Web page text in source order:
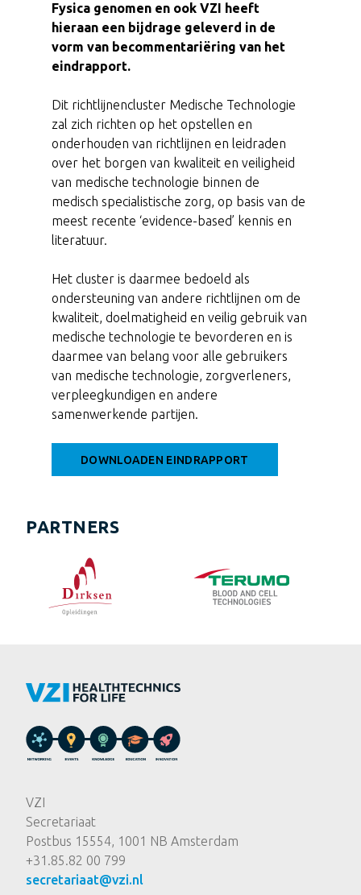
Fysica genomen en ook VZI heeft
hieraan een bijdrage geleverd in de
vorm van becommentariëring van het
eindrapport.
Dit richtlijnencluster Medische Technologie
zal zich richten op het opstellen en
onderhouden van richtlijnen en leidraden
over het borgen van kwaliteit en veiligheid
van medische technologie binnen de
medisch specialistische zorg, op basis van de
meest recente ‘evidence-based’ kennis en
literatuur.
Het cluster is daarmee bedoeld als
ondersteuning van andere richtlijnen om de
kwaliteit, doelmatigheid en veilig gebruik van
medische technologie te bevorderen en is
daarmee van belang voor alle gebruikers
van medische technologie, zorgverleners,
verpleegkundigen en andere
samenwerkende partijen.
DOWNLOADEN EINDRAPPORT
PARTNERS
VZI
Secretariaat
Postbus 15554, 1001 NB Amsterdam
+31.85.82 00 799
secretariaat@vzi.nl